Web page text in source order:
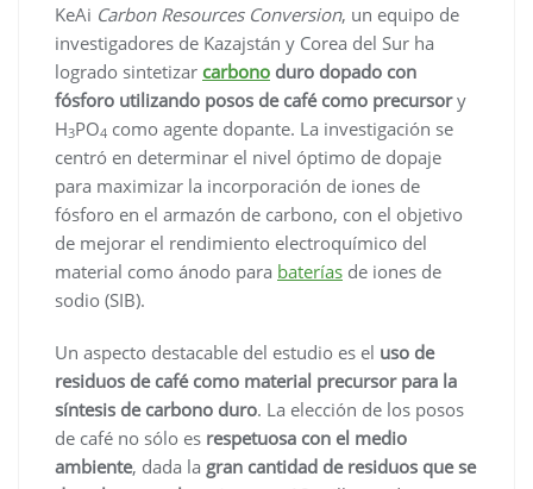
KeAi Carbon Resources Conversion, un equipo de
investigadores de Kazajstán y Corea del Sur ha
logrado sintetizar carbono duro dopado con
fósforo utilizando posos de café como precursory
H3PO4 como agente dopante. La investigación se
centró en determinar el nivel óptimo de dopaje
para maximizar la incorporación de iones de
fósforo en el armazón de carbono, con el objetivo
de mejorar el rendimiento electroquímico del
material como ánodo para baterías de iones de
sodio (SIB).
Un aspecto destacable del estudio es el uso de
residuos de café como material precursor para la
síntesis de carbono duro. La elección de los posos
de café no sólo es respetuosa con el medio
ambiente, dada la gran cantidad de residuos que se